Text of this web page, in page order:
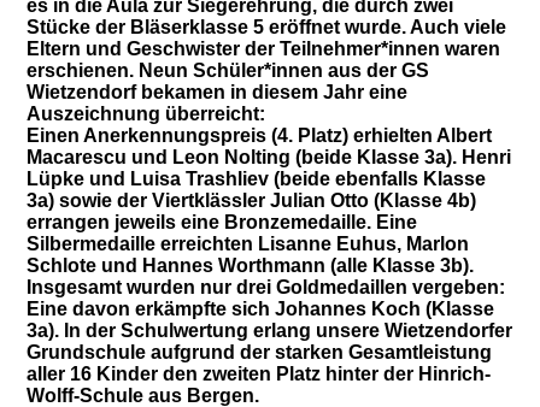
es in die Aula zur Siegerehrung, die durch zwei
Stücke der Bläserklasse 5 eröffnet wurde. Auch viele
Eltern und Geschwister der Teilnehmer*innen waren
erschienen. Neun Schüler*innen aus der GS
Wietzendorf bekamen in diesem Jahr eine
Auszeichnung überreicht:
Einen Anerkennungspreis (4. Platz) erhielten Albert
Macarescu und Leon Nolting (beide Klasse 3a). Henri
Lüpke und Luisa Trashliev (beide ebenfalls Klasse
3a) sowie der Viertklässler Julian Otto (Klasse 4b)
errangen jeweils eine Bronzemedaille. Eine
Silbermedaille erreichten Lisanne Euhus, Marlon
Schlote und Hannes Worthmann (alle Klasse 3b).
Insgesamt wurden nur drei Goldmedaillen vergeben:
Eine davon erkämpfte sich Johannes Koch (Klasse
3a). In der Schulwertung erlang unsere Wietzendorfer
Grundschule aufgrund der starken Gesamtleistung
aller 16 Kinder den zweiten Platz hinter der Hinrich-
Wolff-Schule aus Bergen.